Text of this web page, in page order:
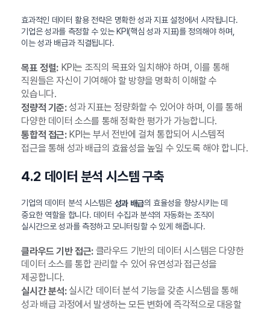
효과적인 데이터 활용 전략은 명확한 성과 지표 설정에서 시작됩니다.
기업은 성과를 측정할 수 있는 KPI(핵심 성과 지표)를 정의해야 하며,
이는 성과 배급과 직결됩니다.
목표 정렬:KPI는 조직의 목표와 일치해야 하며, 이를 통해
직원들은 자신이 기여해야 할 방향을 명확히 이해할 수
있습니다.
정량적 기준:성과 지표는 정량화할 수 있어야 하며, 이를 통해
다양한 데이터 소스를 통해 정확한 평가가 가능합니다.
통합적 접근:KPI는 부서 전반에 걸쳐 통합되어 시스템적
접근을 통해 성과 배급의 효율성을 높일 수 있도록 해야 합니다.
4.2 데이터 분석 시스템 구축
기업의 데이터 분석 시스템은 성과 배급의 효율성을 향상시키는 데
중요한 역할을 합니다. 데이터 수집과 분석의 자동화는 조직이
실시간으로 성과를 측정하고 모니터링할 수 있게 해줍니다.
클라우드 기반 접근:클라우드 기반의 데이터 시스템은 다양한
데이터 소스를 통합 관리할 수 있어 유연성과 접근성을
제공합니다.
실시간 분석:실시간 데이터 분석 기능을 갖춘 시스템을 통해
성과 배급 과정에서 발생하는 모든 변화에 즉각적으로 대응할